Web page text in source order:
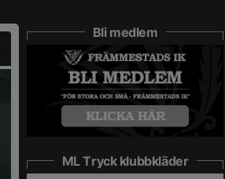
Bli medlem
ML Tryck klubbkläder